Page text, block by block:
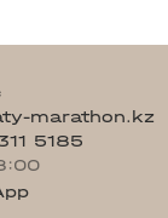
marathon.kz
5185